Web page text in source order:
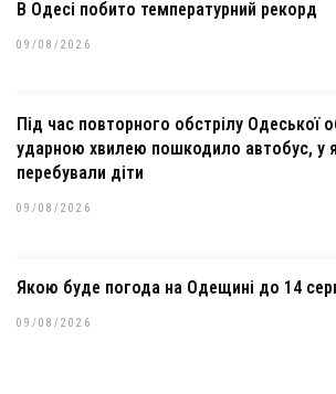
В Одесі побито температурний рекорд
09/08/2026
Під час повторного обстрілу Одеської
ударною хвилею пошкодило автобус, у
перебували діти
09/08/2026
Якою буде погода на Одещині до 14
09/08/2026